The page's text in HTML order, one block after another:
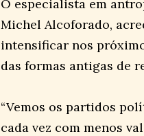
O especialista em
Michel Alcoforado,
intensificar nos
das formas antigas de
“Vemos os partidos
cada vez com menos